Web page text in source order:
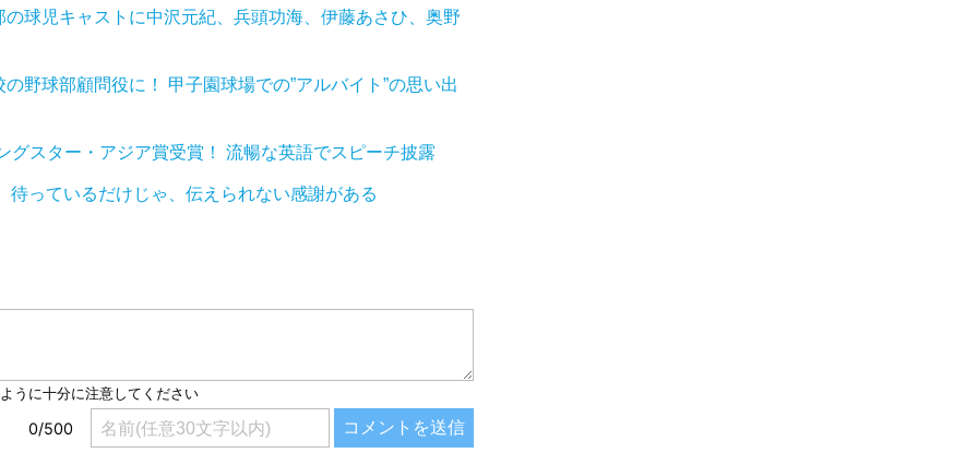
球児キャストに中沢元紀、兵頭功海、伊藤あさひ、奥野
野球部顧問役に！ 甲子園球場での”アルバイト”の思い出
スター・アジア賞受賞！ 流暢な英語でスピーチ披露
っているだけじゃ、伝えられない感謝がある